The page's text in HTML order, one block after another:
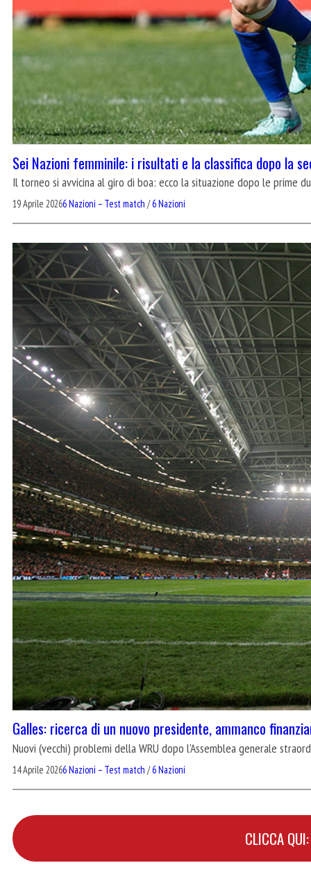
Sei Nazioni femminile: i risultati e la classifica dopo la
Il torneo si avvicina al giro di boa: ecco la situazione dopo le prime
19 Aprile 20266 Nazioni – Test match /6 Nazioni
Galles: ricerca di un nuovo presidente, ammanco
Nuovi (vecchi) problemi della WRU dopo l'Assemblea generale
14 Aprile 20266 Nazioni – Test match /6 Nazioni
CLICCA